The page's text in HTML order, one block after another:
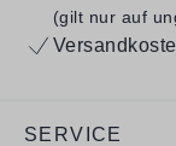
(gilt nur auf
SERVICE